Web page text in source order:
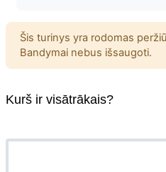
Šis turinys yra rodomas
Bandymai nebus išsaugoti.